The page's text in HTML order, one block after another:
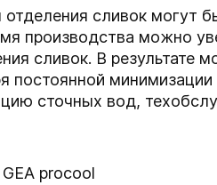
отделения сливок могут
производства можно
сливок. В результате
постоянной
сточных вод,
procool